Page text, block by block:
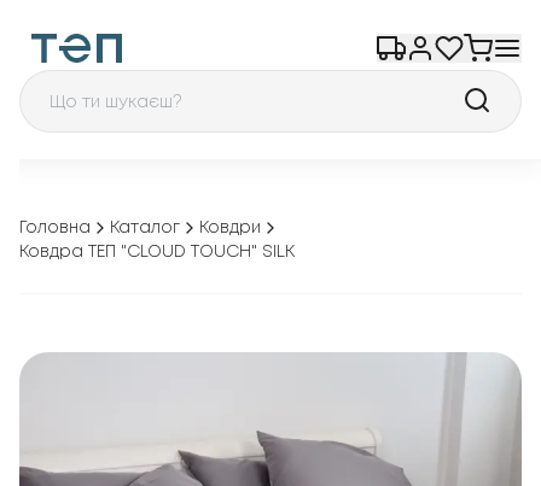
Головна Каталог
Ковдри
Ковдра ТЕП "CLOUD TOUCH" SILK